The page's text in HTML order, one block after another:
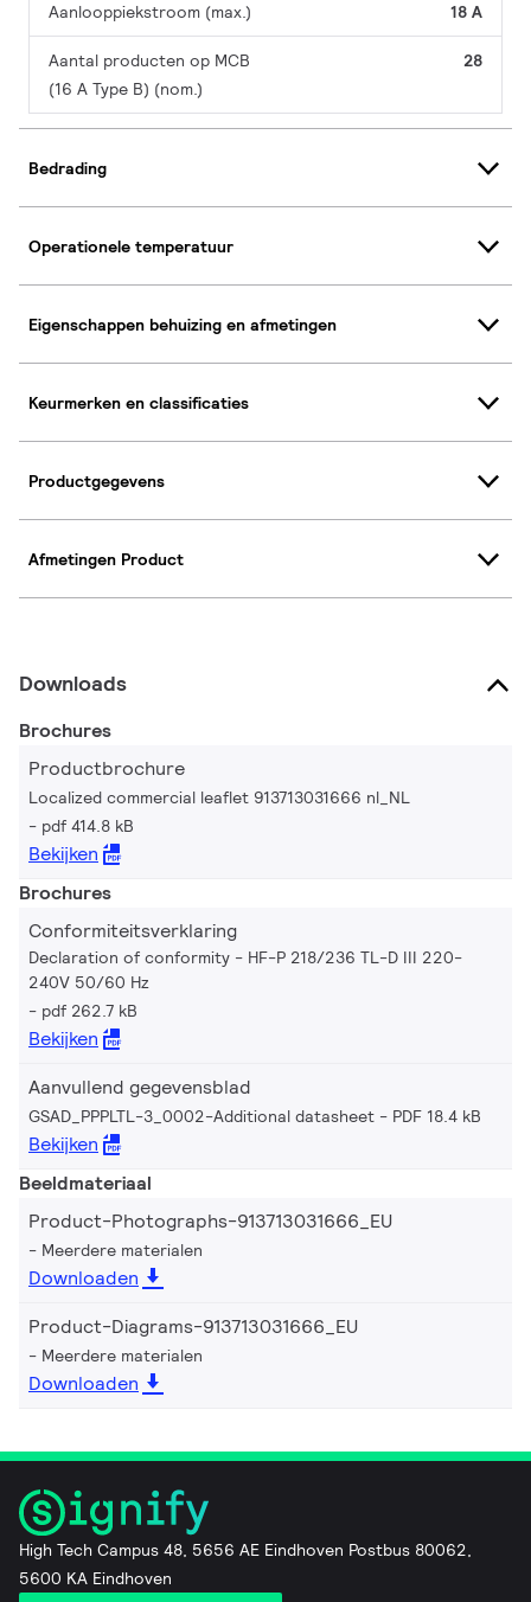
Aanlooppiekstroom (max.) 18 A
Aantal producten op MCB
(16 A Type B) (nom.)
28
Bedrading
Operationele temperatuur
Eigenschappen behuizing en afmetingen
Keurmerken en classificaties
Productgegevens
Afmetingen Product
Downloads
Brochures
Productbrochure
Localized commercial leaflet 913713031666 nl_NL
pdf 414.8 kB
Bekijken
Brochures
Conformiteitsverklaring
Declaration of conformity - HF-P 218/236 TL-D III 220-
240V 50/60 Hz
pdf 262.7 kB
Bekijken
Aanvullend gegevensblad
GSAD_PPPLTL-3_0002-Additional datasheet PDF 18.4 kB
Bekijken
Beeldmateriaal
Product-Photographs-913713031666_EU
Meerdere materialen
Downloaden
Product-Diagrams-913713031666_EU
Meerdere materialen
Downloaden
High Tech Campus 48, 5656 AE Eindhoven Postbus 80062,
5600 KA Eindhoven